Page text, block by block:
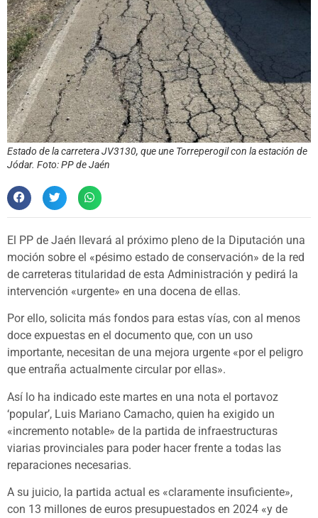
Estado de la carretera JV3130, que une Torreperogil con la estación de
Jódar. Foto: PP de Jaén
El PP de Jaén llevará al próximo pleno de la Diputación una
moción sobre el «pésimo estado de conservación» de la red
de carreteras titularidad de esta Administración y pedirá la
intervención «urgente» en una docena de ellas.
Por ello, solicita más fondos para estas vías, con al menos
doce expuestas en el documento que, con un uso
importante, necesitan de una mejora urgente «por el peligro
que entraña actualmente circular por ellas».
Así lo ha indicado este martes en una nota el portavoz
‘popular’, Luis Mariano Camacho, quien ha exigido un
«incremento notable» de la partida de infraestructuras
viarias provinciales para poder hacer frente a todas las
reparaciones necesarias.
A su juicio, la partida actual es «claramente insuficiente»,
con 13 millones de euros presupuestados en 2024 «y de